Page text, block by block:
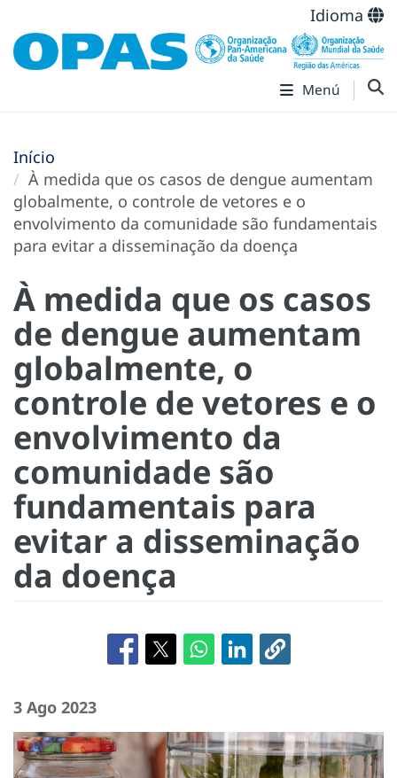
Idioma
Menú
Início
À medida que os casos de dengue aumentam
globalmente, o controle de vetores e o
envolvimento da comunidade são fundamentais
para evitar a disseminação da doença
À medida que os casos
de dengue aumentam
globalmente, o
controle de vetores e o
envolvimento da
comunidade são
fundamentais para
evitar a disseminação
da doença
3 Ago 2023